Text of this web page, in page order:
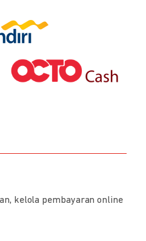
kelola pembayaran online